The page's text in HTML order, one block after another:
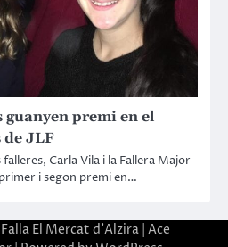
guanyen premi en el
de JLF
Carla Vila i la Fallera Major
i segon premi en…
Falla El Mercat d'Alzira| Ace